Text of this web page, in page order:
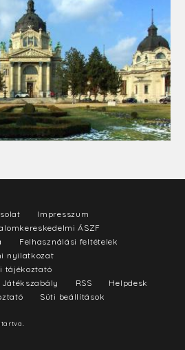
Impresszum
ÁSZF
Felhasználási feltételek
nyilatkozat
tájékoztató
Játékszabály RSS
Helpdesk
Süti beállítások